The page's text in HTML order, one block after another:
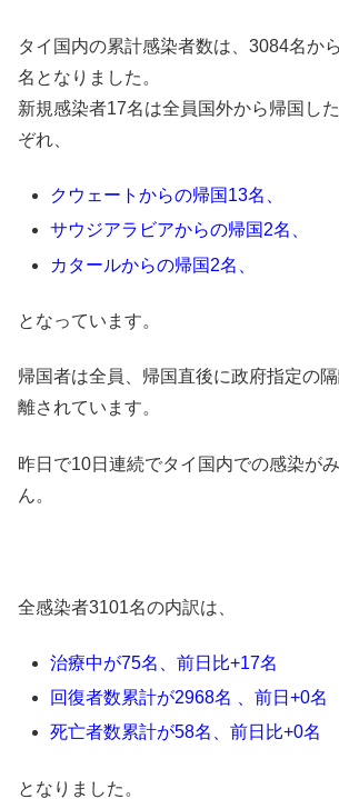
タイ国内の累計感染者数は、3084名か
名となりました。
新規感染者17名は全員国外から帰国し
ぞれ、
クウェートからの帰国13名、
サウジアラビアからの帰国2名、
カタールからの帰国2名、
となっています。
帰国者は全員、帰国直後に政府指定の
離されています。
昨日で10日連続でタイ国内での感染が
ん。
全感染者3101名の内訳は、
治療中が75名、前日比+17名
回復者数累計が2968名 、前日+0名
死亡者数累計が58名、前日比+0名
となりました。